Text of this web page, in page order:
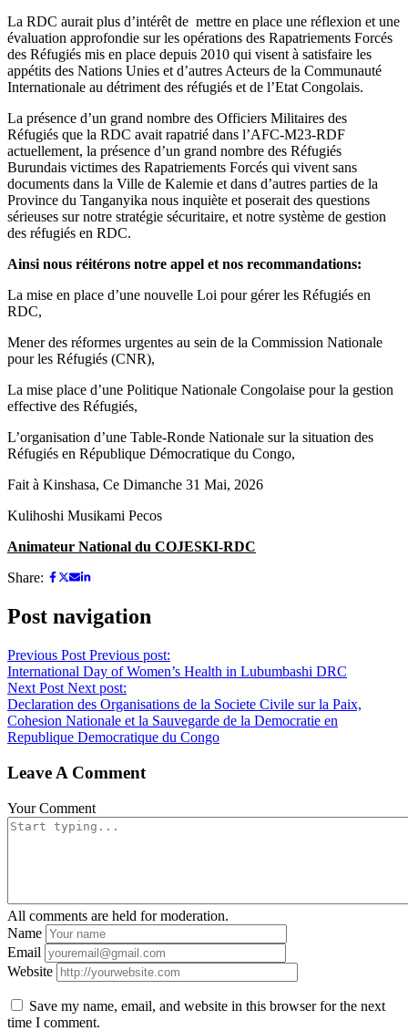
La RDC aurait plus d’intérêt de mettre en place une réflexion et une
évaluation approfondie sur les opérations des Rapatriements Forcés
des Réfugiés mis en place depuis 2010 qui visent à satisfaire les
appétits des Nations Unies et d’autres Acteurs de la Communauté
Internationale au détriment des réfugiés et de l’Etat Congolais.
La présence d’un grand nombre des Officiers Militaires des
Réfugiés que la RDC avait rapatrié dans l’AFC-M23-RDF
actuellement, la présence d’un grand nombre des Réfugiés
Burundais victimes des Rapatriements Forcés qui vivent sans
documents dans la Ville de Kalemie et dans d’autres parties de la
Province du Tanganyika nous inquiète et poserait des questions
sérieuses sur notre stratégie sécuritaire, et notre système de gestion
des réfugiés en RDC.
Ainsi nous réitérons notre appel et nos recommandations:
La mise en place d’une nouvelle Loi pour gérer les Réfugiés en
RDC,
Mener des réformes urgentes au sein de la Commission Nationale
pour les Réfugiés (CNR),
La mise place d’une Politique Nationale Congolaise pour la gestion
effective des Réfugiés,
L’organisation d’une Table-Ronde Nationale sur la situation des
Réfugiés en République Démocratique du Congo,
Fait à Kinshasa, Ce Dimanche 31 Mai, 2026
Kulihoshi Musikami Pecos
Animateur National du COJESKI-RDC
Share:
Post navigation
Previous Post Previous post:
International Day of Women’s Health in Lubumbashi DRC
Next Post Next post:
Declaration des Organisations de la Societe Civile sur la Paix,
Cohesion Nationale et la Sauvegarde de la Democratie en
Republique Democratique du Congo
Leave A Comment
Your Comment
All comments are held for moderation.
Name
Email
Website
Save my name, email, and website in this browser for the next
time I comment.